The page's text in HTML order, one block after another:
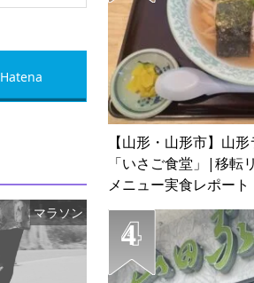
Hatena
マラソン
【山形・山形市】山
「いさご食堂」|移転
メニュー実食レポート